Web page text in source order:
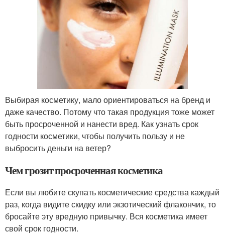
Выбирая косметику, мало ориентироваться на бренд и
даже качество. Потому что такая продукция тоже может
быть просроченной и нанести вред. Как узнать срок
годности косметики, чтобы получить пользу и не
выбросить деньги на ветер?
Чем грозит просроченная косметика
Если вы любите скупать косметические средства каждый
раз, когда видите скидку или экзотический флакончик, то
бросайте эту вредную привычку. Вся косметика имеет
свой срок годности.